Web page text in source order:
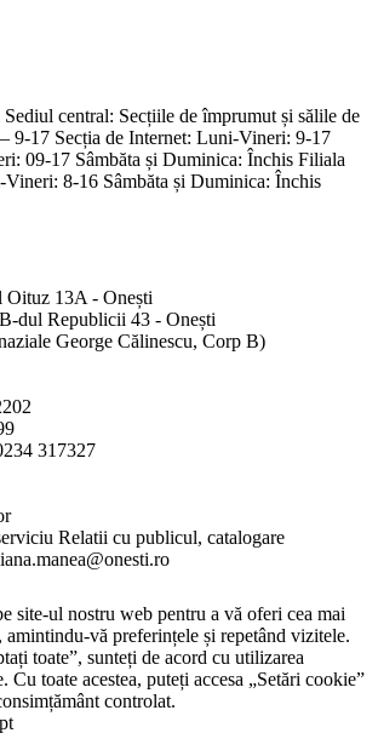
central: Secțiile de împrumut și sălile de
9-17 Secția de Internet: Luni-Vineri: 9-17
09-17 Sâmbăta și Duminica: Închis Filiala
Vineri: 8-16 Sâmbăta și Duminica: Închis
Oituz 13A - Onești
dul Republicii 43 - Onești
George Călinescu, Corp B)
317327
Relatii cu publicul, catalogare
site-ul nostru web pentru a vă oferi cea mai
amintindu-vă preferințele și repetând vizitele.
toate”, sunteți de acord cu utilizarea
toate acestea, puteți accesa „Setări cookie”
controlat.